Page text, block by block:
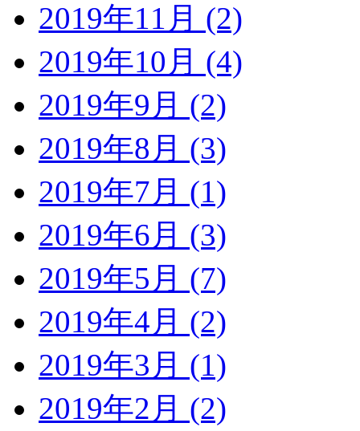
2019年11月 (2)
2019年10月 (4)
2019年9月 (2)
2019年8月 (3)
2019年7月 (1)
2019年6月 (3)
2019年5月 (7)
2019年4月 (2)
2019年3月 (1)
2019年2月 (2)